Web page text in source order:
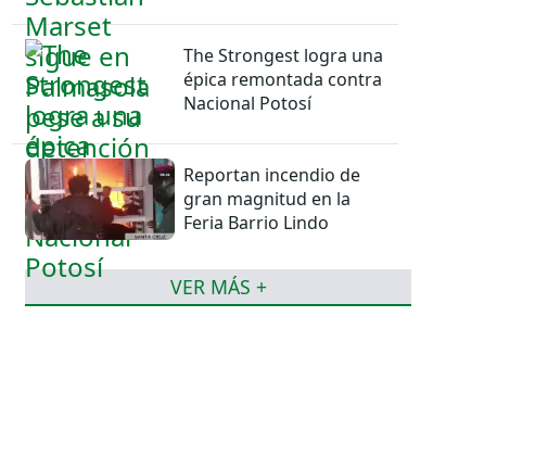
The Strongest logra una
épica remontada contra
Nacional Potosí
Reportan incendio de
gran magnitud en la
Feria Barrio Lindo
VER MÁS +